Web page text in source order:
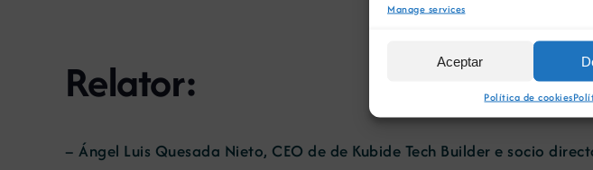
Manage services
Aceptar
Política de cookies
Relator:
– Ángel Luis Quesada Nieto, CEO de de Kubide Tech Builder e socio